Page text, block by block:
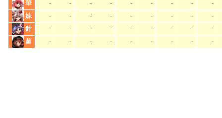
華
- - - - - - - -
-
妹
- - - - - - - -
-
針
- - - - - - - -
-
菫
- - - - - - - - -